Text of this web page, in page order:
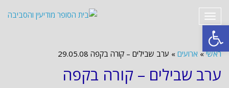
פתח סרגל נגישות
תפריט
ראשי » ארועים » ערב שבילים – קורה בקפה 29.05.08
ערב שבילים – קורה בקפה